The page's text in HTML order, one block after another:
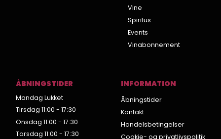
Vine
Spiritus
Events
Vinabonnement
ÅBNINGSTIDER
Mandag Lukket
Tirsdag 11:00 - 17:30
Onsdag 11:00 - 17:30
Torsdag 11:00 - 17:30
INFORMATION
Åbningstider
Kontakt
Handelsbetingelser
Cookie- og privatlivspolitik